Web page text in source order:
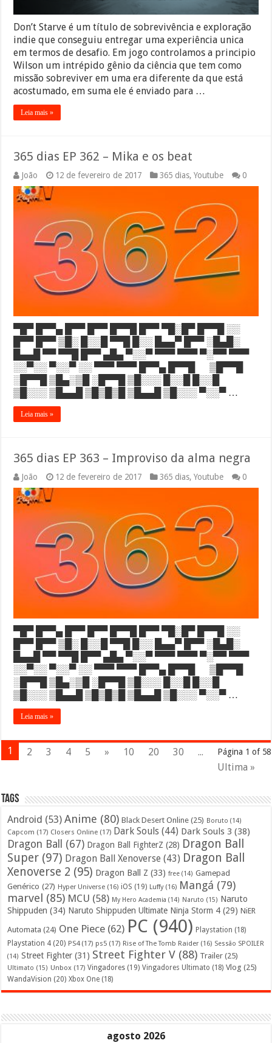
Don’t Starve é um título de sobrevivência e exploração
indie que conseguiu entregar uma experiência unica
em termos de desafio. Em jogo controlamos a principio
Wilson um intrépido gênio da ciência que tem como
missão sobreviver em uma era diferente da que está
acostumado, em suma ele é enviado para …
Leia mais »
365 dias EP 362 – Mika e os beat
João 12 de fevereiro de 2017 365 dias,Youtube 0
▀█▀ █▀▀▄ █▀▀ █▀▀ █▀▀█ █▀▀ ▀█░█▀ █▀▀█ ░░
█▀▀ █▀▀ ▒█░ █░░█ ▀▀█ █░░ █▄▄▀ █▀▀ ░█▄█░
█▄▄█ ▀▀ ▀▀█ █▀▀ ▄█▄ ▀░░▀ ▀▀▀ ▀▀▀ ▀░▀▀ ▀▀▀
░░▀░░ ▀░░▀ ░░ ▀▀▀ ▀▀▀ █▀▀▄ █▀▀█ ▒█▀▀█
░█▀▀█ ▒█▄░▒█ ░█▀▀█ ▒█░░░ █░░█ █░░█
▒█░░░ ▒█▄▄█ ▒█▒█▒█ ▒█▄▄█ ▒█░░░ ▀░░▀ …
Leia mais »
365 dias EP 363 – Improviso da alma negra
João 12 de fevereiro de 2017 365 dias,Youtube 0
▀█▀ █▀▀▄ █▀▀ █▀▀ █▀▀█ █▀▀ ▀█░█▀ █▀▀█ ░░
█▀▀ █▀▀ ▒█░ █░░█ ▀▀█ █░░ █▄▄▀ █▀▀ ░█▄█░
█▄▄█ ▀▀ ▀▀█ █▀▀ ▄█▄ ▀░░▀ ▀▀▀ ▀▀▀ ▀░▀▀ ▀▀▀
░░▀░░ ▀░░▀ ░░ ▀▀▀ ▀▀▀ █▀▀▄ █▀▀█ ▒█▀▀█
░█▀▀█ ▒█▄░▒█ ░█▀▀█ ▒█░░░ █░░█ █░░█
▒█░░░ ▒█▄▄█ ▒█▒█▒█ ▒█▄▄█ ▒█░░░ ▀░░▀ …
Leia mais »
Página 1 of 58
1 2 3 4 5 » 10 20 30
...
Ultima »
Tags
Android (53) Anime (80) Black Desert Online (25) Boruto (14)
Capcom (17) Closers Online (17) Dark Souls (44) Dark Souls 3 (38)
Dragon Ball (67) Dragon Ball FighterZ (28) Dragon Ball
Super (97) Dragon Ball Xenoverse (43) Dragon Ball
Xenoverse 2 (95) Dragon Ball Z (33) free (14) Gamepad
Genérico (27) Hyper Universe (16) iOS (19) Luffy(16) Mangá (79)
marvel (85) MCU (58) My Hero Academia (14) Naruto (15) Naruto
Shippuden (34) Naruto Shippuden Ultimate Ninja Storm 4 (29) NiER
Automata (24) One Piece (62) PC (940) Playstation (18)
Playstation 4 (20) PS4(17) ps5 (17) Rise of The Tomb Raider (16) Sessão SPOILER
(14) Street Fighter (31) Street Fighter V (88) Trailer (25)
Ultimato (15) Unbox (17) Vingadores (19) Vingadores Ultimato (18) Vlog (25)
WandaVision (20) Xbox One (18)
agosto 2026